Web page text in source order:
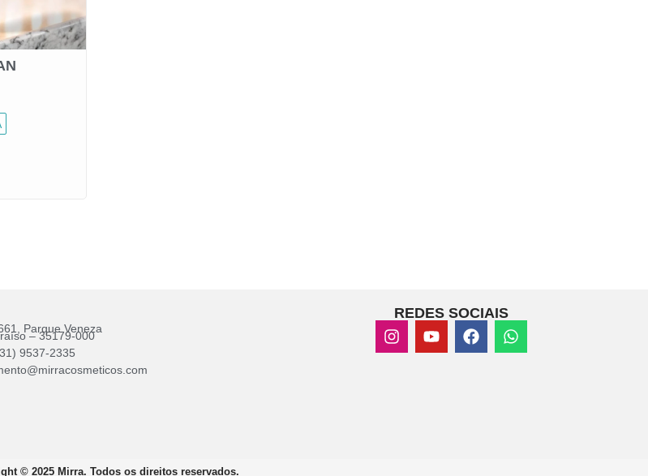
Parque Veneza
– 35179-000
9537-2335
REDES SOCIAIS
© 2025 Mirra. Todos os direitos reservados.